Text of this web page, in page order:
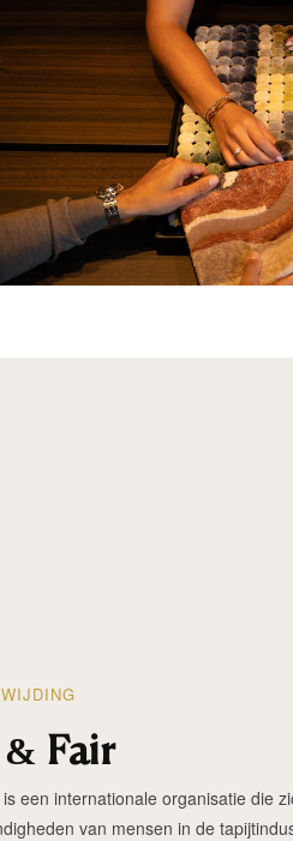
& Fair
een internationale organisatie die
van mensen in de